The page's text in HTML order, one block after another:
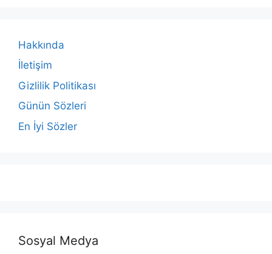
Hakkında
İletişim
Gizlilik Politikası
Günün Sözleri
En İyi Sözler
Sosyal Medya